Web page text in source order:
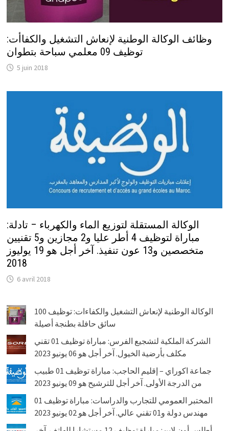
وظائف الوكالة الوطنية لإنعاش التشغيل والكفاأت:
توظيف 09 معلمي سباحة بتطوان
5 juin 2018
الوكالة المستقلة لتوزيع الماء والكهرباء – تادلة:
مباراة لتوظيف 4 أطر عليا و2 مجازين و5 تقنيين
متخصصين و13 عون تنفيذ. آخر أجل هو 19 يوليوز
2018
6 avril 2018
الوكالة الوطنية لإنعاش التشغيل والكفاءات: توظيف 100
سائق حافلة بطنجة أصيلة
الشركة الملكية لتشجيع الفرس: مباراة توظيف 01 تقني
مكلف بأرضية الخيول. آخر أجل هو 06 يونيو 2023
جماعة اكوراي – إقليم الحاجب: مباراة توظيف 01 طبيب
من الدرجة الأولى. آخر أجل للترشيح هو 09 يونيو 2023
المختبر العمومي للتجارب والدراسات: مباراة توظيف 01
مهندس دولة و01 تقني عالي. آخر أجل هو 02 يونيو 2023